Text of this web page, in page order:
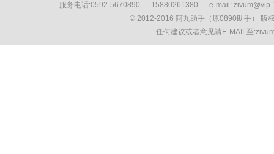
服务电话:0592-5670890 15880261380 e-mail:
© 2012-2016 阿九助手（原0890助手） 版
任何建议或者意见请E-MAIL至